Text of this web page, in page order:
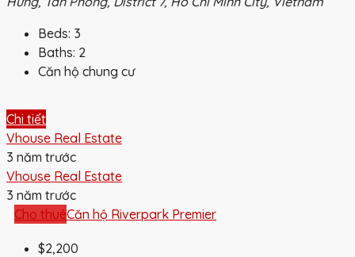
Beds: 3
Baths: 2
Căn hộ chung cư
Chi tiết
Vhouse Real Estate
3 năm trước
Vhouse Real Estate
3 năm trước
Cho thuêCăn hộ Riverpark Premier
$2,200